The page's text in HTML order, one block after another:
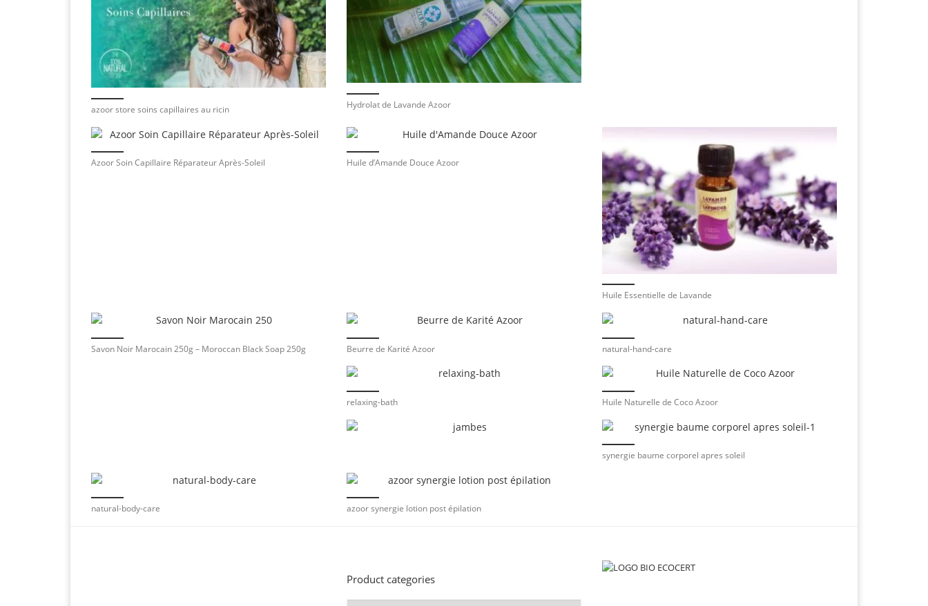
azoor store soins capillaires au ricin Hydrolat de Lavande Azoor
Azoor Soin Capillaire Réparateur Après-Soleil Huile d’Amande Douce Azoor
Huile Essentielle de Lavande
Savon Noir Marocain 250g – Moroccan Black Soap 250g Beurre de Karité Azoor natural-hand-care
relaxing-bath Huile Naturelle de Coco Azoor
synergie baume corporel apres soleil
natural-body-care azoor synergie lotion post épilation
Product categories